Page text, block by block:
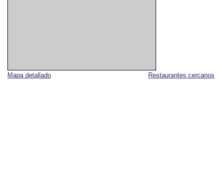
Restaurantes cercanos
Mapa detallado